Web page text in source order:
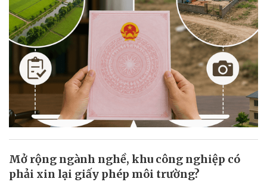
Mở rộng ngành nghề, khu công nghiệp có
phải xin lại giấy phép môi trường?